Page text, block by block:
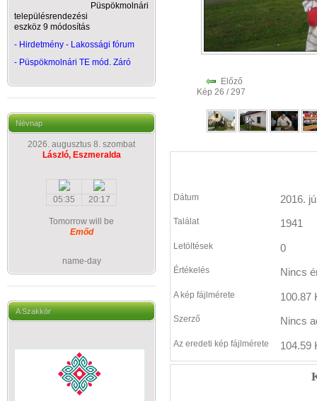
Püspökmolnári
településrendezési
eszköz 9 módosítás
- Hirdetmény - Lakossági fórum
- Püspökmolnári TE mód. Záró
Névnap
2026. augusztus 8. szombat
László, Eszmeralda
05:35 20:17
Tomorrow will be
Emőd
name-day
A Szakkör
Előző
Kép 26 / 297
Dátum 2016.
Találat 1941
Letöltések 0
Értékelés Nincs
A kép fájlmérete 100.87
Szerző Nincs
Az eredeti kép fájlmérete 104.59